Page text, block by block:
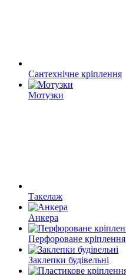
Сантехнічне кріплення
Мотузки
Такелаж
Анкера
Перфороване кріплення
Заклепки будівельні